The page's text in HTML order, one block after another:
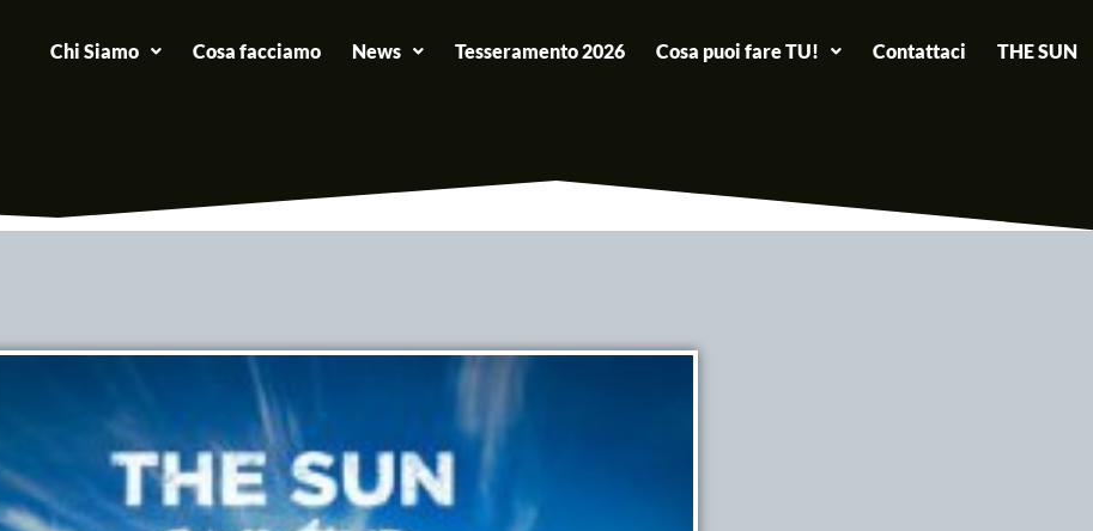
Chi Siamo Cosa facciamo News Tesseramento 2026 Cosa puoi fare TU! Contattaci THE SUN